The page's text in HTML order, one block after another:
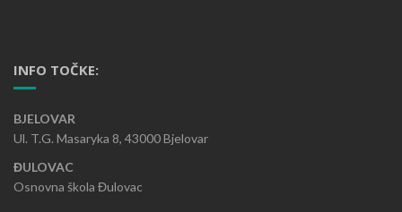
INFO TOČKE:
BJELOVAR
Ul. T.G. Masaryka 8, 43000 Bjelovar
ĐULOVAC
Osnovna škola Đulovac